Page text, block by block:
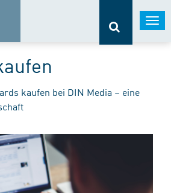
kaufen bei DIN Media – eine